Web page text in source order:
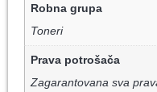
Robna grupa
Toneri
Prava potrošača
Zagarantovana sva